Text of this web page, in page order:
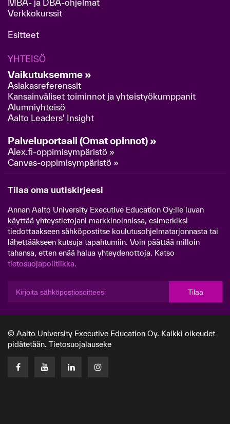
MBA- ja DBA-ohjelmat
Verkkokurssit
Esitteet
YHTEISÖ
Vaikutuksemme »
Asiakasreferenssit
Kansainväliset toiminnot ja yhteistyökumppanit
Alumniyhteisö
Aalto Leaders' Insight
Palveluportaali (Omat opinnot) »
Alex.fi-oppimisympäristö »
Canvas-oppimisympäristö »
Tilaa oma uutiskirjeesi
Annan Aalto University Executive Education Oy:lle luvan
käyttää yhteystietojani markkinoinnissa, esimerkiksi
tiedottaakseen sähköpostitse koulutusohjelmatarjonnasta tai
lähettääkseen kutsuja tapahtumiin. Voin päättää milloin
tahansa, etten enää halua yhteydenottoja. Katso
tietosuojapolitiikka.
Tilaa
© Aalto University Executive Education Oy. Kaikki oikeudet
pidätetään. Tietosuojalauseke